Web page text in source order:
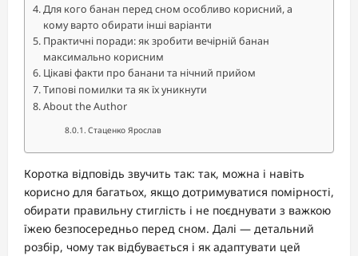
Для кого банан перед сном особливо корисний, а
кому варто обирати інші варіанти
Практичні поради: як зробити вечірній банан
максимально корисним
Цікаві факти про банани та нічний прийом
Типові помилки та як їх уникнути
About the Author
Стаценко Ярослав
Коротка відповідь звучить так: так, можна і навіть
корисно для багатьох, якщо дотримуватися помірності,
обирати правильну стиглість і не поєднувати з важкою
їжею безпосередньо перед сном. Далі — детальний
розбір, чому так відбувається і як адаптувати цей